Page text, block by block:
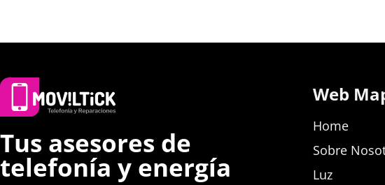
Tus asesores de
telefonía y energía
Web
Home
Sobre
Luz